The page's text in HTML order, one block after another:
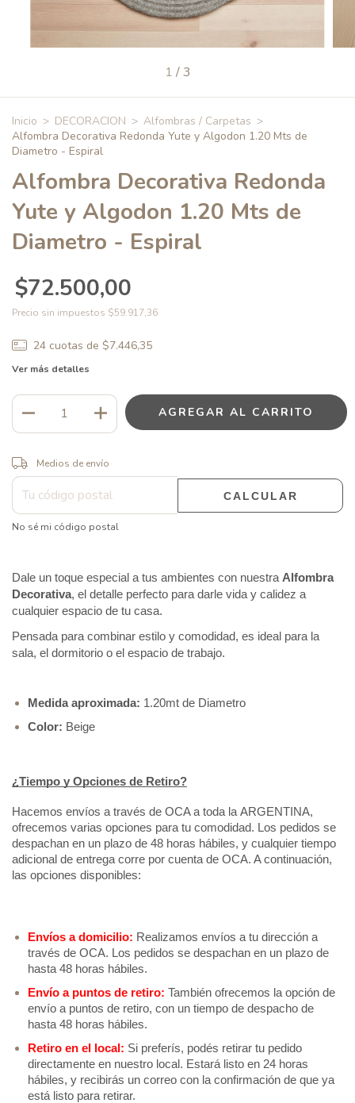
1 /3
Inicio > DECORACION > Alfombras / Carpetas >
Alfombra Decorativa Redonda Yute y Algodon 1.20 Mts de
Diametro - Espiral
Alfombra Decorativa Redonda
Yute y Algodon 1.20 Mts de
Diametro - Espiral
$72.500,00
Precio sin impuestos $59.917,36
24 cuotas de $7.446,35
Ver más detalles
Entregas para el CP:
Medios de envío
CALCULAR
No sé mi código postal
Dale un toque especial a tus ambientes con nuestra Alfombra
Decorativa, el detalle perfecto para darle vida y calidez a
cualquier espacio de tu casa.
Pensada para combinar estilo y comodidad, es ideal para la
sala, el dormitorio o el espacio de trabajo.
Medida aproximada: 1.20mt de Diametro
Color: Beige
¿Tiempo y Opciones de Retiro?
Hacemos envíos a través de OCA a toda la ARGENTINA,
ofrecemos varias opciones para tu comodidad. Los pedidos se
despachan en un plazo de 48 horas hábiles, y cualquier tiempo
adicional de entrega corre por cuenta de OCA. A continuación,
las opciones disponibles:
Envíos a domicilio: Realizamos envíos a tu dirección a
través de OCA. Los pedidos se despachan en un plazo de
hasta 48 horas hábiles.
Envío a puntos de retiro: También ofrecemos la opción de
envío a puntos de retiro, con un tiempo de despacho de
hasta 48 horas hábiles.
Retiro en el local: Si preferís, podés retirar tu pedido
directamente en nuestro local. Estará listo en 24 horas
hábiles, y recibirás un correo con la confirmación de que ya
está listo para retirar.